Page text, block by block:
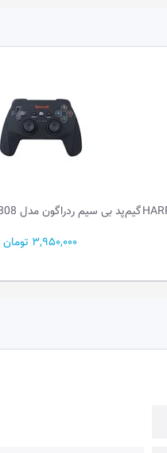
گیم‌پد بی سیم ردراگون مدل HARROW G808
3,950,000 تومان